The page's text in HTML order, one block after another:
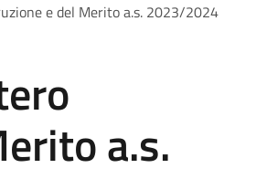
e del Merito a.s. 2023/2024
a.s.